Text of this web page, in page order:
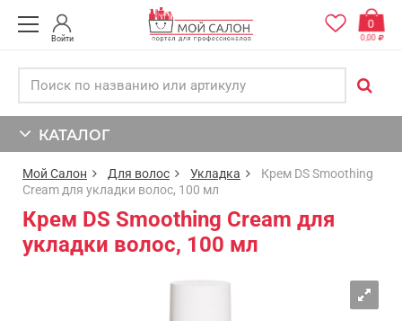
Войти
0
0,00
КАТАЛОГ
Мой Салон Для волос Укладка
Крем DS Smoothing
Cream для укладки волос, 100 мл
Крем DS Smoothing Cream для
укладки волос, 100 мл